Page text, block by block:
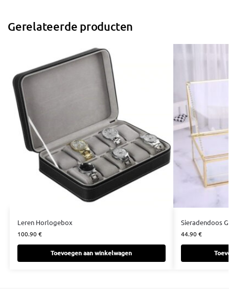
Gerelateerde producten
Leren Horlogebox
100.90€
Toevoegen aan winkelwagen
Sieradendoos
44.90€